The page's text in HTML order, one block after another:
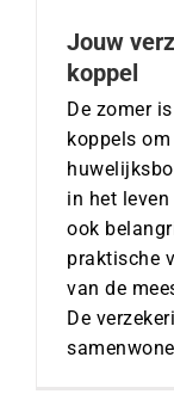
Jouw
koppel
De zomer
koppels
in het
ook
praktische
van de
De